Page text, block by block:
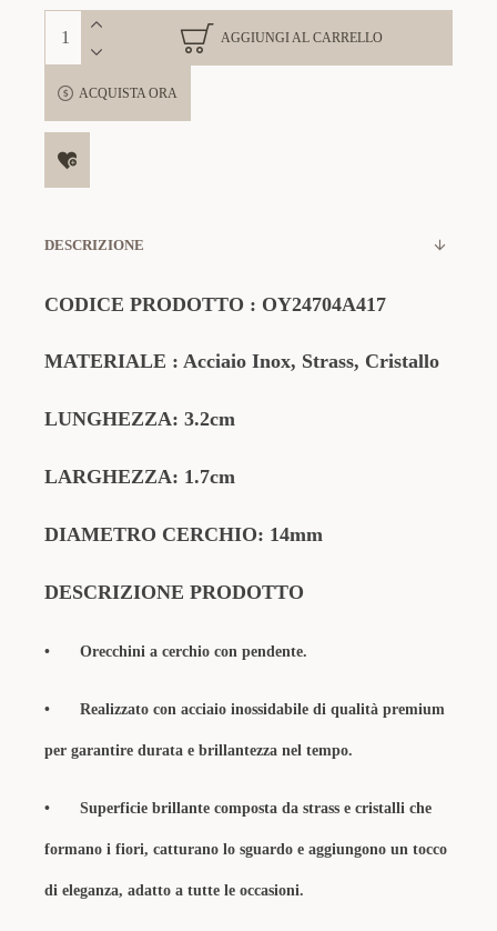
AGGIUNGI AL CARRELLO
ACQUISTA ORA
DESCRIZIONE
CODICE PRODOTTO : OY24704A417
MATERIALE : Acciaio Inox, Strass, Cristallo
LUNGHEZZA: 3.2cm
LARGHEZZA: 1.7cm
DIAMETRO CERCHIO: 14mm
DESCRIZIONE PRODOTTO
• Orecchini a cerchio con pendente.
• Realizzato con acciaio inossidabile di qualità premium
per garantire durata e brillantezza nel tempo.
• Superficie brillante composta da strass e cristalli che
formano i fiori, catturano lo sguardo e aggiungono un tocco
di eleganza, adatto a tutte le occasioni.